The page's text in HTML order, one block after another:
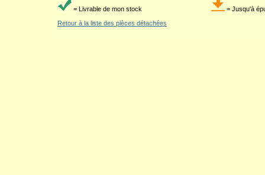
= Livrable de mon stock = Jusqu'à
Retour à la liste des pièces détachées